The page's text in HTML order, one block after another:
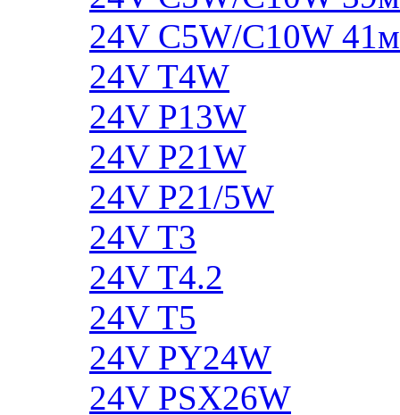
24V C5W/C10W
24V T4W
24V P13W
24V P21W
24V P21/5W
24V T3
24V T4.2
24V T5
24V PY24W
24V PSX26W